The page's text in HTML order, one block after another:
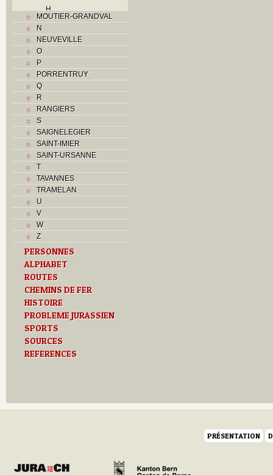
H
Histoire
Industrie
M
O
Paroisses
Problème jurassien
Q
S
Sociétés locales
Z
MOUTIER-GRANDVAL
N
NEUVEVILLE
O
P
PORRENTRUY
Q
R
RANGIERS
S
SAIGNELEGIER
SAINT-IMIER
SAINT-URSANNE
T
TAVANNES
TRAMELAN
U
V
W
Z
PERSONNES
ALPHABET
ROUTES
CHEMINS DE FER
HISTOIRE
PROBLEME JURASSIEN
SPORTS
SOURCES
REFERENCES
PRÉSENTATION